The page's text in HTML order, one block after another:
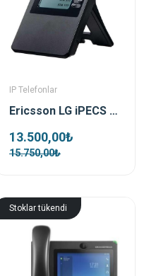
IP Telefonlar
Ericsson LG iPECS LIP-8012 Lss Meşguliyet Panosu
13.500,00₺
15.750,00₺
Stoklar tükendi